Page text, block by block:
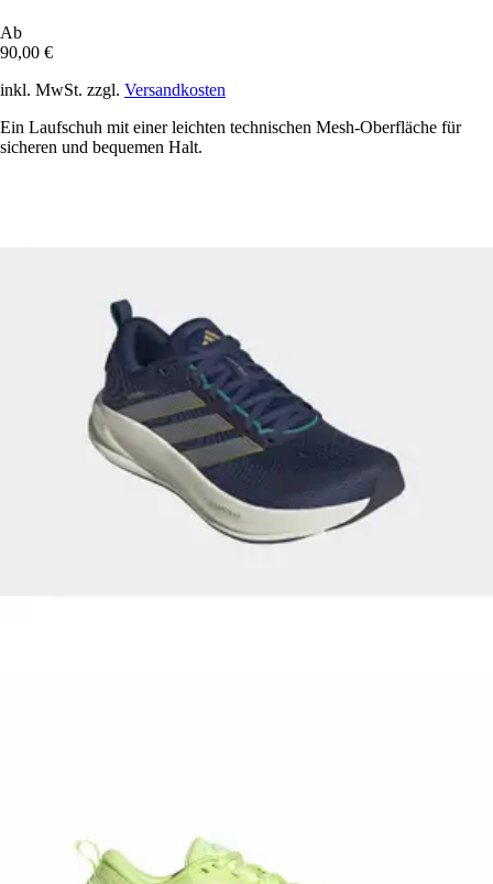
Ab
90,00 €
inkl. MwSt. zzgl. Versandkosten
Ein Laufschuh mit einer leichten technischen Mesh-Oberfläche für
sicheren und bequemen Halt.